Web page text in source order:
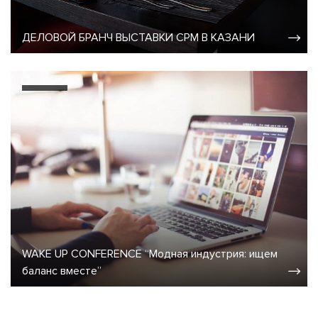
ДЕЛОВОЙ БРАНЧ ВЫСТАВКИ CPM В КАЗАНИ
WAKE UP CONFERENCE “Модная индустрия: ищем
баланс вместе”